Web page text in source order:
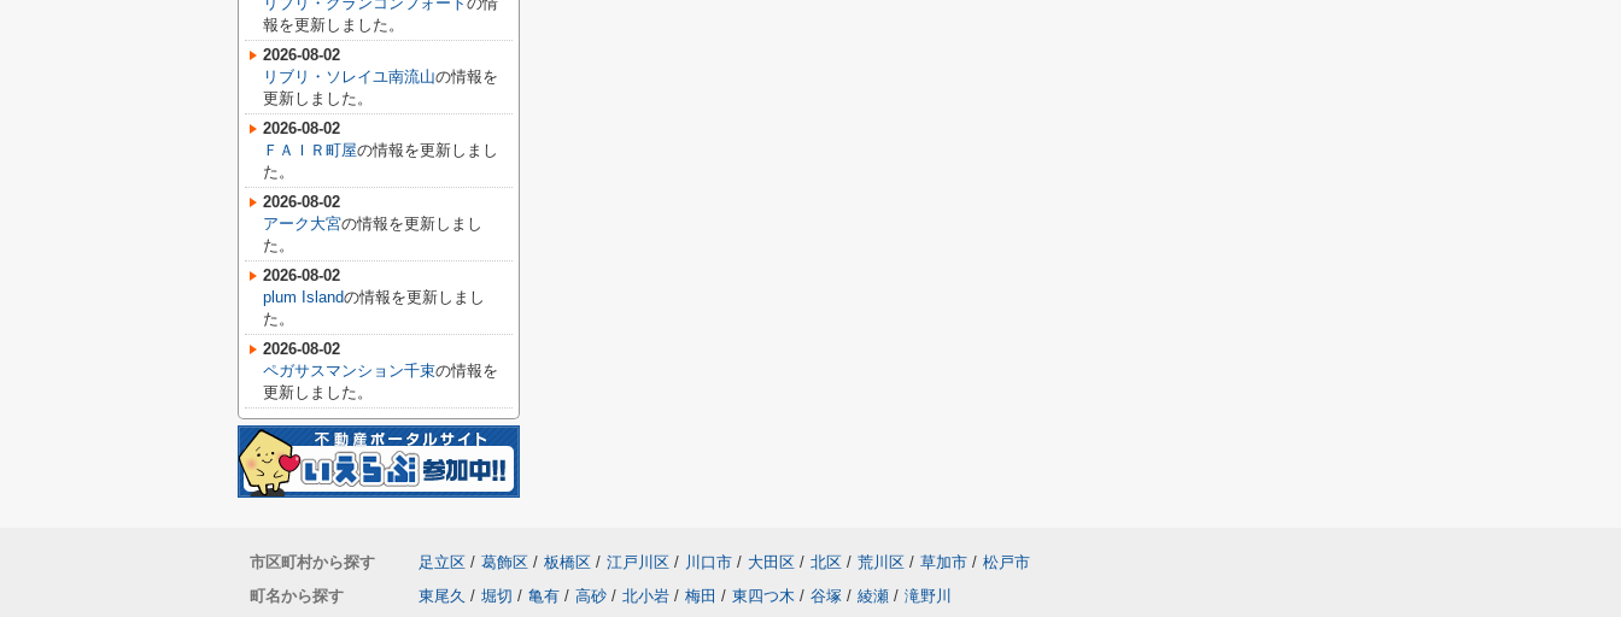
報を更新しました。
2026-08-02
リブリ・ソレイユ南流山の情報を
更新しました。
2026-08-02
ＦＡＩＲ町屋の情報を更新しまし
た。
2026-08-02
アーク大宮の情報を更新しまし
た。
2026-08-02
plum Islandの情報を更新しまし
た。
2026-08-02
ペガサスマンション千束の情報を
更新しました。
市区町村から探す 足立区 / 葛飾区 / 板橋区 / 江戸川区 / 川口市 / 大田区 / 北区 / 荒川区 / 草加市 / 松戸市
町名から探す
東尾久 / 堀切 / 亀有 / 高砂 / 北小岩 / 梅田 / 東四つ木 / 谷塚 / 綾瀬 / 滝野川